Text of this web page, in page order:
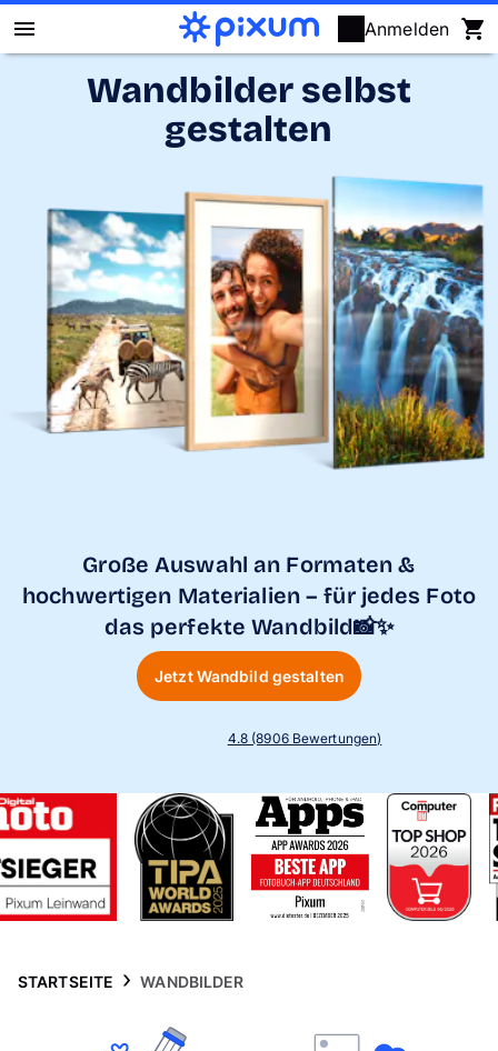
Anmelden
Pixum Fotobuch
Wandbilder
Fotokalender
Fotogeschenke
Fotopuzzle
Reisekollektion
Wandbilder selbst
gestalten
Große Auswahl an Formaten &
hochwertigen Materialien – für jedes Foto
das perfekte Wandbild📸✨
4.8 (8906 Bewertungen)
Jetzt Wandbild gestalten
STARTSEITE WANDBILDER